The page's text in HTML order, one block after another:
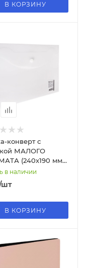
В КОРЗИНУ
конверт с
МАЛОГО
(240х190 мм),
0,18 мм,
227314
в наличии
шт
В КОРЗИНУ